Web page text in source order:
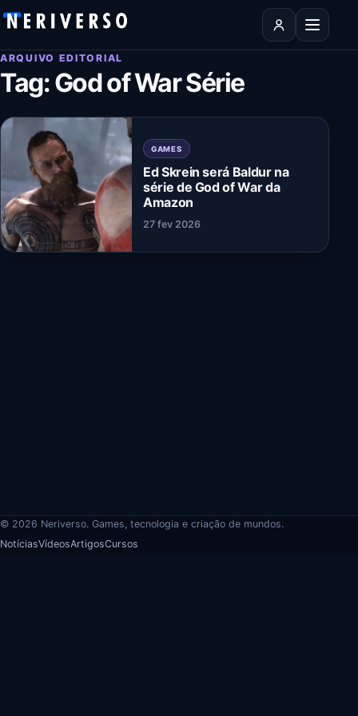
Pular para o conteúdo
Abrir
ARQUIVO EDITORIAL
Tag:God of War Série
GAMES
Ed Skrein será Baldur na
série de God of War da
Amazon
27 fev 2026
© 2026 Neriverso. Games, tecnologia e criação de mundos.
NotíciasVídeosArtigosCursos